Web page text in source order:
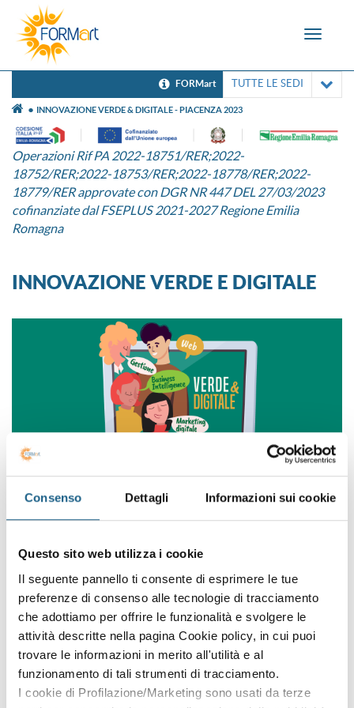
Consenso Dettagli Informazioni sui cookie
Questo sito web utilizza i cookie
Il seguente pannello ti consente di esprimere le tue
preferenze di consenso alle tecnologie di tracciamento
che adottiamo per offrire le funzionalità e svolgere le
attività descritte nella pagina Cookie policy, in cui puoi
trovare le informazioni in merito all'utilità e al
funzionamento di tali strumenti di tracciamento.
I cookie di Profilazione/Marketing sono usati da terze
Toggle
FORMart TUTTE LE SEDI
INNOVAZIONE VERDE & DIGITALE - PIACENZA 2023
Operazioni Rif PA 2022-18751/RER;2022-
18752/RER;2022-18753/RER;2022-18778/RER;2022-
18779/RER approvate con DGR NR 447 DEL 27/03/2023
cofinanziate dal FSEPLUS 2021-2027 Regione Emilia
Romagna
INNOVAZIONE VERDE E DIGITALE
Aumenta le tue capacità e le tue competenze digitali. Con i
curriculum e accedere a un universo di opportunità che ti
attende sul web.
Esplora tutte le opportunità del progetto co-finanziato dal
Fondo Sociale Europeo Plus e dalla Regione Emilia-Romagna.
Puoi partecipare se:
hai residenza o il domicilio in Emilia-Romagna
hai assolto all'obbligo di istruzione o al diritto/dovere